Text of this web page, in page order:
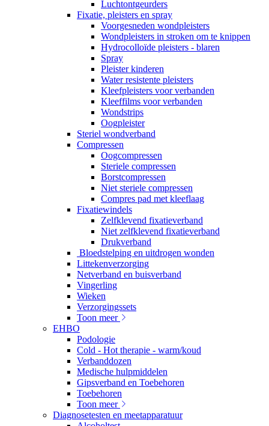
Luchtontgeurders
Fixatie, pleisters en spray
Voorgesneden wondpleisters
Wondpleisters in stroken om te knippen
Hydrocolloïde pleisters - blaren
Spray
Pleister kinderen
Water resistente pleisters
Kleefpleisters voor verbanden
Kleeffilms voor verbanden
Wondstrips
Oogpleister
Steriel wondverband
Compressen
Oogcompressen
Steriele compressen
Borstcompressen
Niet steriele compressen
Compres pad met kleeflaag
Fixatiewindels
Zelfklevend fixatieverband
Niet zelfklevend fixatieverband
Drukverband
Bloedstelping en uitdrogen wonden
Littekenverzorging
Netverband en buisverband
Vingerling
Wieken
Verzorgingssets
Toon meer
EHBO
Podologie
Cold - Hot therapie - warm/koud
Verbanddozen
Medische hulpmiddelen
Gipsverband en Toebehoren
Toebehoren
Toon meer
Diagnosetesten en meetapparatuur